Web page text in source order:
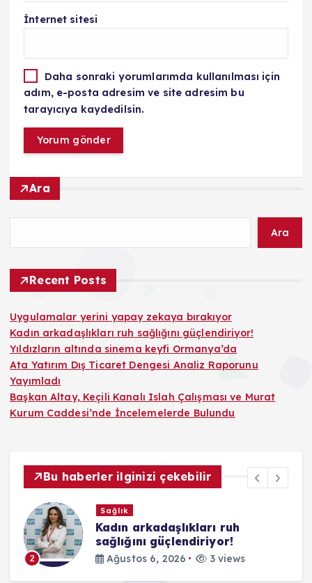
İnternet sitesi
Daha sonraki yorumlarımda kullanılması için
adım, e-posta adresim ve site adresim bu
tarayıcıya kaydedilsin.
Ara
Ara
Recent Posts
Uygulamalar yerini yapay zekaya bırakıyor
Kadın arkadaşlıkları ruh sağlığını güçlendiriyor!
Yıldızların altında sinema keyfi Ormanya’da
Ata Yatırım Dış Ticaret Dengesi Analiz Raporunu
Yayımladı
Başkan Altay, Keçili Kanalı Islah Çalışması ve Murat
Kurum Caddesi’nde İncelemelerde Bulundu
Bu haberler ilginizi çekebilir
ruh
3
Yıldızların altında
Ormanya’da
Ağustos 6, 2026